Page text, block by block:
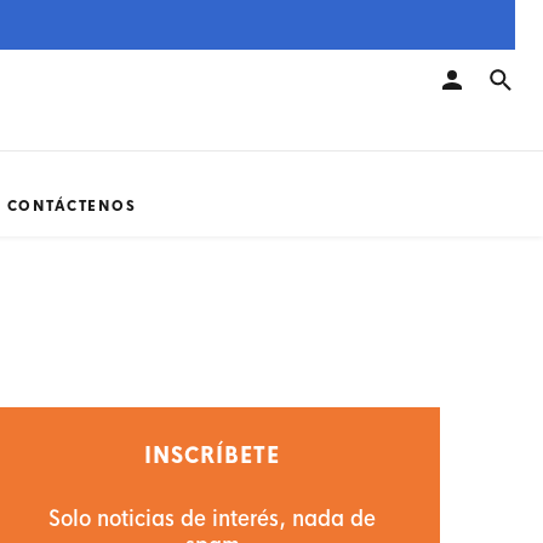
CONTÁCTENOS
INSCRÍBETE
Solo noticias de interés, nada de